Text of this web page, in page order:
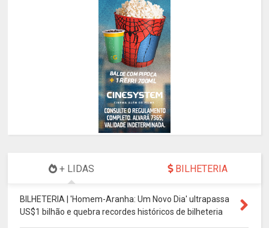
+ LIDAS BILHETERIA
BILHETERIA | 'Homem-Aranha: Um Novo Dia' ultrapassa
US$1 bilhão e quebra recordes históricos de bilheteria